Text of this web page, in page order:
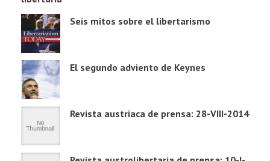
Seis mitos sobre el libertarismo
El segundo adviento de Keynes
Revista austriaca de prensa: 28-VIII-2014